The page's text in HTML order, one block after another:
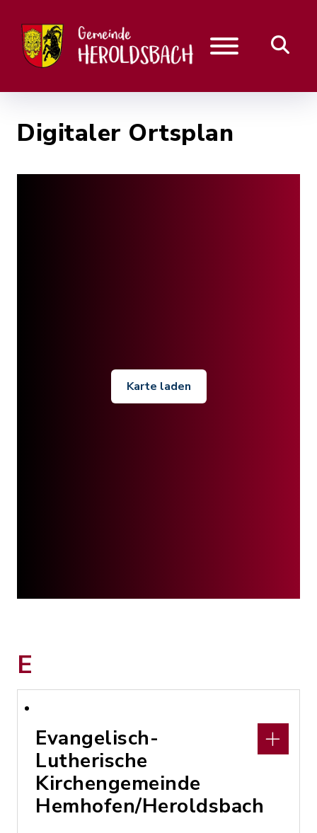
Digitaler Ortsplan
Karte laden
E
Evangelisch-
Lutherische
Kirchengemeinde
Hemhofen/Heroldsbach